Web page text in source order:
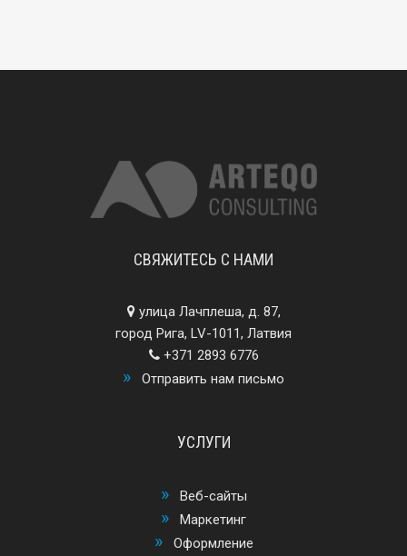
СВЯЖИТЕСЬ С НАМИ
улица Лачплеша, д. 87,
город Рига, LV-1011, Латвия
+371 2893 6776
Отправить нам письмо
УСЛУГИ
Веб-сайты
Маркетинг
Оформление